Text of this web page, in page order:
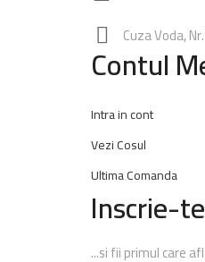
Cuza Voda,
Contul
Intra in cont
Vezi Cosul
Ultima Comanda
Inscrie-te
...si fii primul care